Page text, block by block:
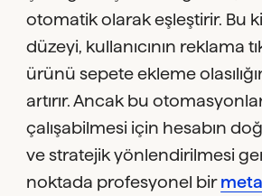
otomatik olarak eşleştirir. Bu
düzeyi, kullanıcının reklama
ürünü sepete ekleme
artırır. Ancak bu
çalışabilmesi için hesabın
ve stratejik yönlendirilmesi
noktada profesyonel bir